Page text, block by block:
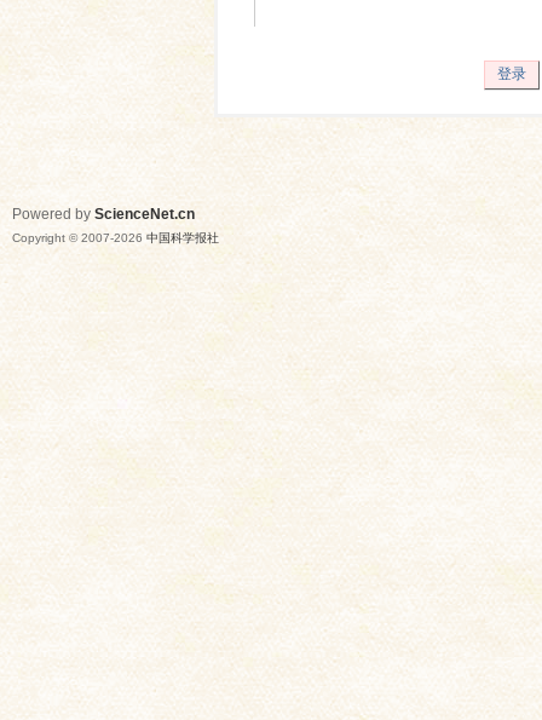
登录
Powered by ScienceNet.cn
Copyright © 2007-2026 中国科学报社